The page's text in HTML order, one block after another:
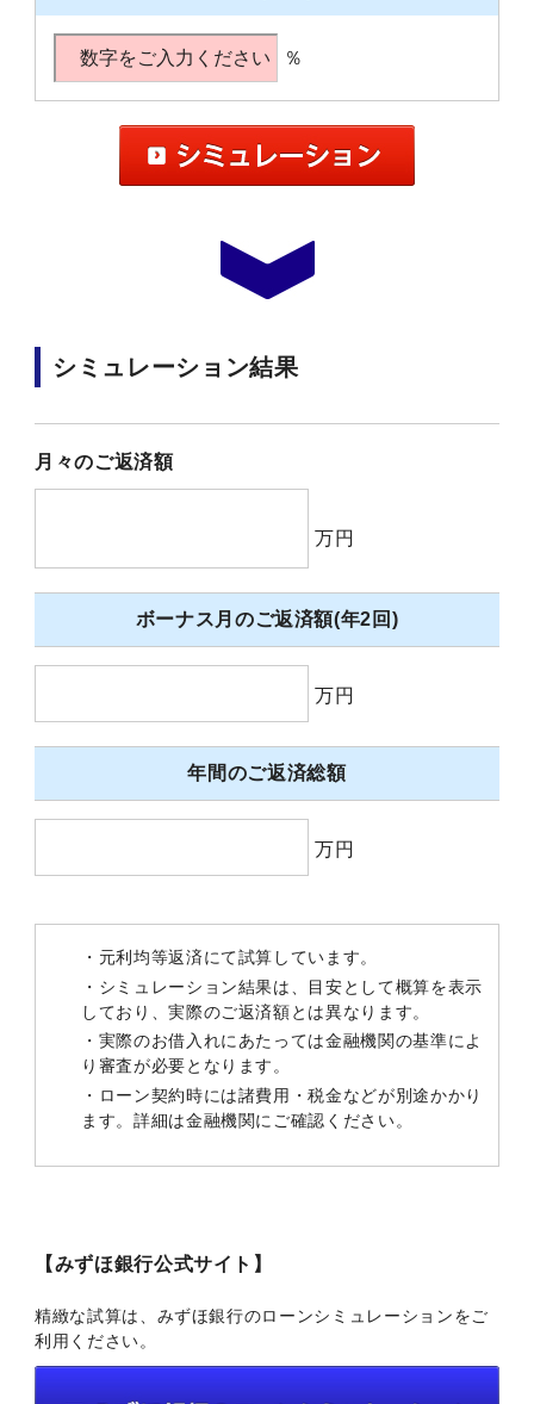
％
シミュレーション結果
月々のご返済額
万円
ボーナス月のご返済額(年2回)
万円
年間のご返済総額
万円
・元利均等返済にて試算しています。
・シミュレーション結果は、目安として概算を表示
しており、実際のご返済額とは異なります。
・実際のお借入れにあたっては金融機関の基準によ
り審査が必要となります。
・ローン契約時には諸費用・税金などが別途かかり
ます。詳細は金融機関にご確認ください。
【みずほ銀行公式サイト】
精緻な試算は、みずほ銀行のローンシミュレーションをご
利用ください。